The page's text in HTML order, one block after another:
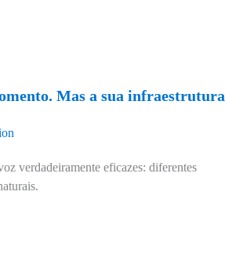
Mas a sua infraestrutura
verdadeiramente eficazes: diferentes